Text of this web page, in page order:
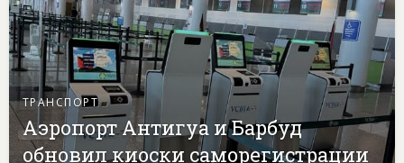
ТРАНСПОРТ
Аэропорт Антигуа и Барбуд
обновил киоски саморегистрации